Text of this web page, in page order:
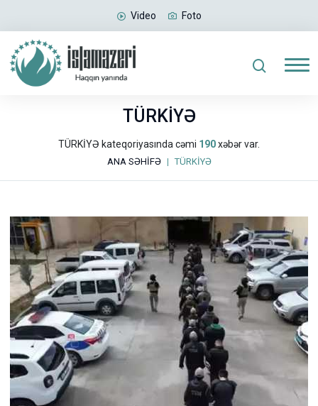
Video Foto
TÜRKİYƏ
TÜRKİYƏ kateqoriyasında cəmi 190xəbər var.
ANA SƏHİFƏ TÜRKİYƏ